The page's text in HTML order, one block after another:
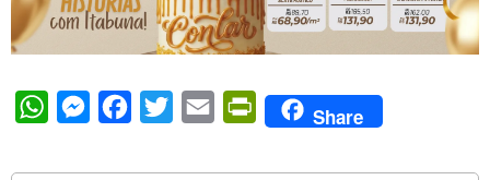
WhatsAppMessengerFacebook
Twitter Email PrintFriendly
Share